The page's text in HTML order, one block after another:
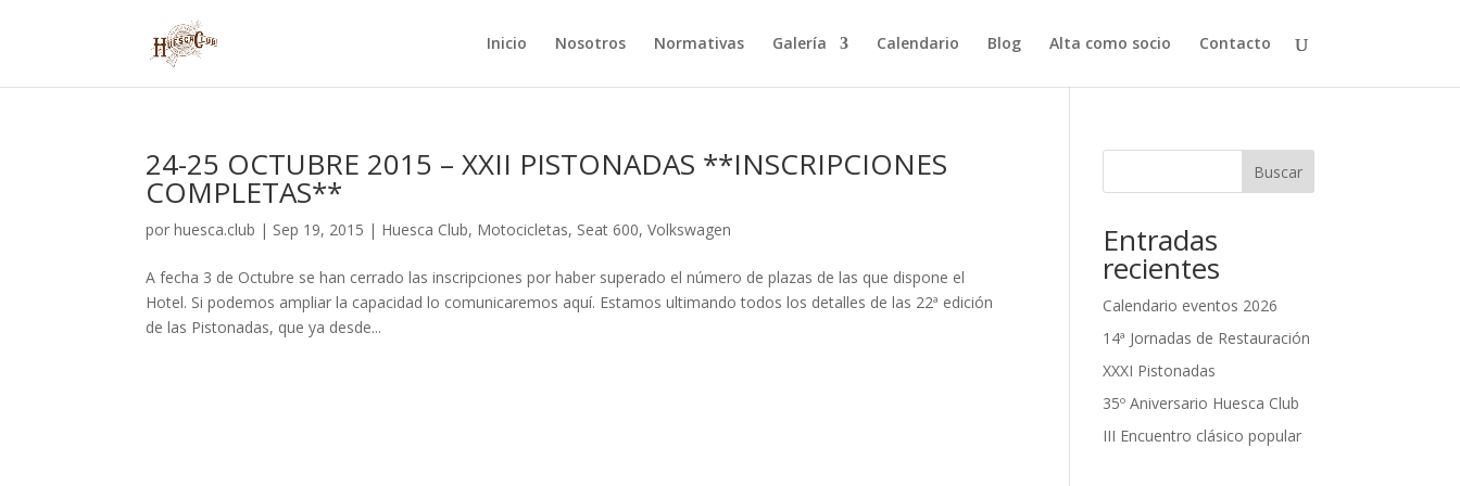
Inicio Nosotros Normativas Galería Calendario Blog Alta como socio Contacto
24-25 OCTUBRE 2015 – XXII PISTONADAS **INSCRIPCIONES
COMPLETAS**
porhuesca.club | Sep 19, 2015 | Huesca Club, Motocicletas, Seat 600,Volkswagen
A fecha 3 de Octubre se han cerrado las inscripciones por haber superado el número de plazas de las que dispone el
Hotel. Si podemos ampliar la capacidad lo comunicaremos aquí. Estamos ultimando todos los detalles de las 22ª edición
de las Pistonadas, que ya desde...
Buscar
Entradas
recientes
Calendario eventos 2026
14ª Jornadas de Restauración
XXXI Pistonadas
35º Aniversario Huesca Club
III Encuentro clásico popular